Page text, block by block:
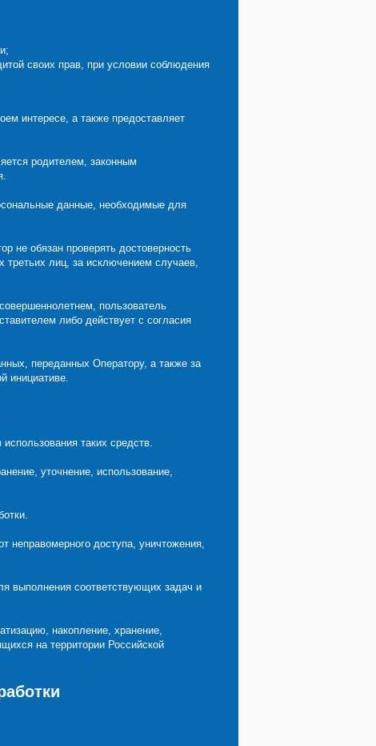
своих прав, при условии соблюдения
интересе, а также предоставляет
родителем, законным
данные, необходимые для
не обязан проверять достоверность
третьих лиц, за исключением случаев,
пользователь
либо действует с согласия
переданных Оператору, а также за
инициативе.
таких средств.
уточнение, использование,
неправомерного доступа, уничтожения,
выполнения соответствующих задач и
накопление, хранение,
на территории Российской